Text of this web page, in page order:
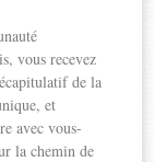
vous recevez
de la
et
avec vous-
la chemin de